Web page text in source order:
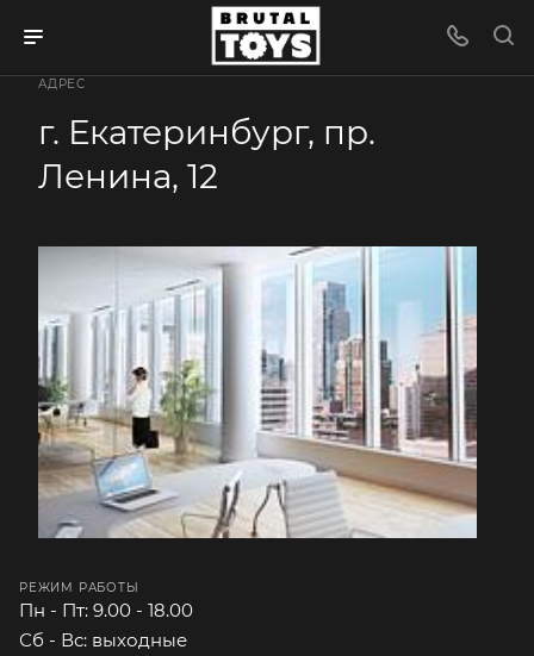
АДРЕС
г. Екатеринбург, пр.
Ленина, 12
РЕЖИМ РАБОТЫ
Пн - Пт: 9.00 - 18.00
Сб - Вс: выходные